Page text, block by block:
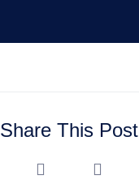
Share This Post